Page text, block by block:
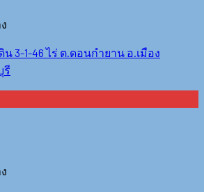
3-1-46 ไร่ ต.ดอนกำยาน อ.เมือง
รี